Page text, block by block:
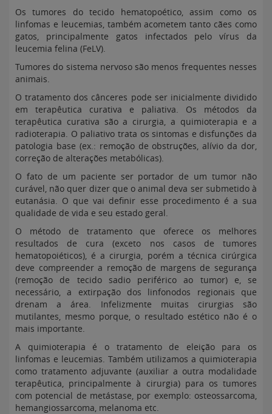
Os tumores do tecido hematopoético, assim como os
linfomas e leucemias, também acometem tanto cães como
gatos, principalmente gatos infectados pelo vírus da
leucemia felina (FeLV).
Tumores do sistema nervoso são menos frequentes nesses
animais.
O tratamento dos cânceres pode ser inicialmente dividido
em terapêutica curativa e paliativa. Os métodos da
terapêutica curativa são a cirurgia, a quimioterapia e a
radioterapia. O paliativo trata os sintomas e disfunções da
patologia base (ex.: remoção de obstruções, alívio da dor,
correção de alterações metabólicas).
O fato de um paciente ser portador de um tumor não
curável, não quer dizer que o animal deva ser submetido à
eutanásia. O que vai definir esse procedimento é a sua
qualidade de vida e seu estado geral.
O método de tratamento que oferece os melhores
resultados de cura (exceto nos casos de tumores
hematopoiéticos), é a cirurgia, porém a técnica cirúrgica
deve compreender a remoção de margens de segurança
(remoção de tecido sadio periférico ao tumor) e, se
necessário, a extirpação dos linfonodos regionais que
drenam a área. Infelizmente muitas cirurgias são
mutilantes, mesmo porque, o resultado estético não é o
mais importante.
A quimioterapia é o tratamento de eleição para os
linfomas e leucemias. Também utilizamos a quimioterapia
como tratamento adjuvante (auxiliar a outra modalidade
terapêutica, principalmente à cirurgia) para os tumores
com potencial de metástase, por exemplo: osteossarcoma,
hemangiossarcoma, melanoma etc.